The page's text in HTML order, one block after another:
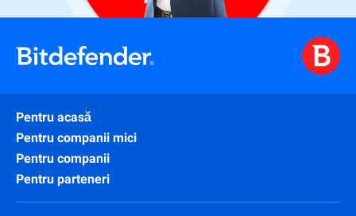
Pentru acasă
Pentru companii mici
Pentru companii
Pentru parteneri